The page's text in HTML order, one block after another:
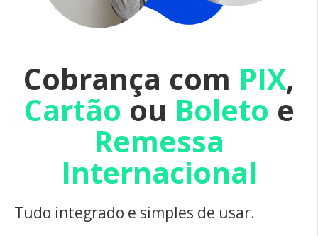
Cobrança com PIX,
Cartão ou Boleto e
Remessa
Internacional
Tudo integrado e simples de usar.